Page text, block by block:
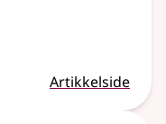
Artikkelside